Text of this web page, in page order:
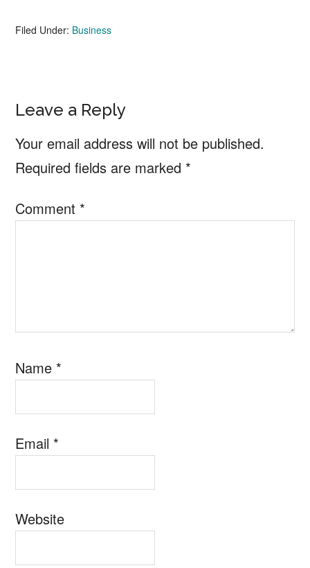
Filed Under: Business
Reader
Interactions
Leave a Reply
Your email address will not be published.
Required fields are marked *
Comment *
Name *
Email *
Website